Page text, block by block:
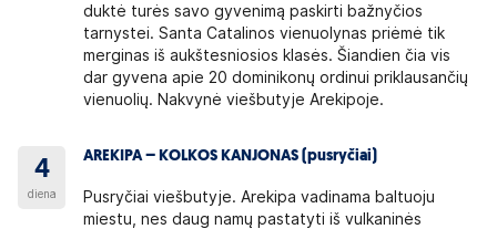
duktė turės savo gyvenimą paskirti bažnyčios
tarnystei. Santa Catalinos vienuolynas priėmė tik
merginas iš aukštesniosios klasės. Šiandien čia vis
dar gyvena apie 20 dominikonų ordinui priklausančių
vienuolių. Nakvynė viešbutyje Arekipoje.
4
diena
AREKIPA – KOLKOS KANJONAS (pusryčiai)
Pusryčiai viešbutyje. Arekipa vadinama baltuoju
miestu, nes daug namų pastatyti iš vulkaninės